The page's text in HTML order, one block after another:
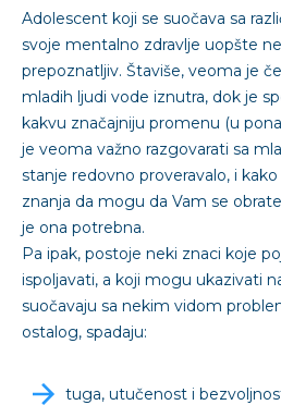
Adolescent koji se suočava sa
svoje mentalno zdravlje uopšte
prepoznatljiv. Štaviše, veoma je
mladih ljudi vode iznutra, dok je
kakvu značajniju promenu (u
je veoma važno razgovarati sa
stanje redovno proveravalo, i
znanja da mogu da Vam se
je ona potrebna.
Pa ipak, postoje neki znaci koje
ispoljavati, a koji mogu ukazivati
suočavaju sa nekim vidom
ostalog, spadaju:
tuga, utučenost i